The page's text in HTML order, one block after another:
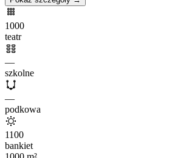
1000
teatr
—
szkolne
—
podkowa
1100
bankiet